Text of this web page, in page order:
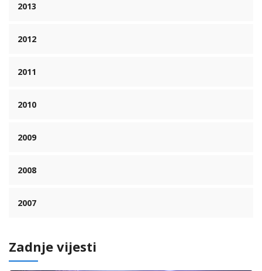
2013
2012
2011
2010
2009
2008
2007
Zadnje vijesti